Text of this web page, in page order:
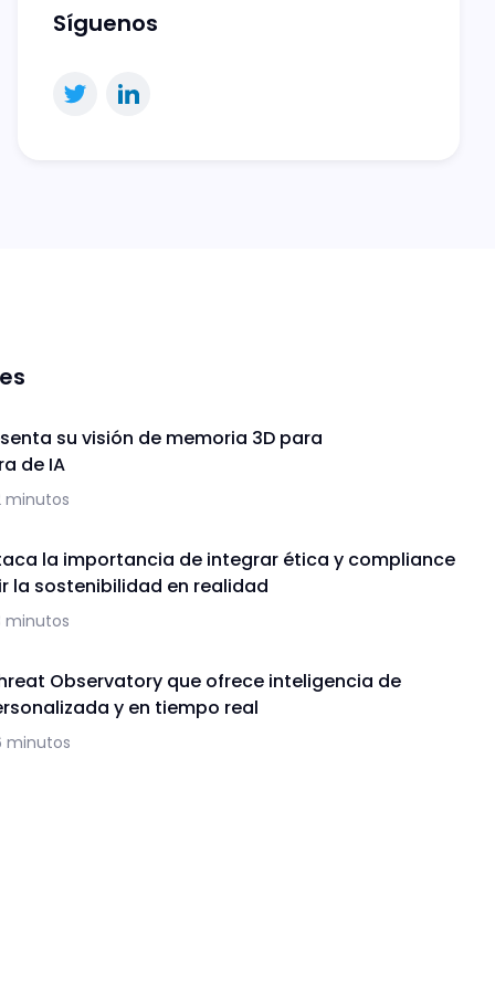
Síguenos
su visión de memoria 3D para
de IA
minutos
la importancia de integrar ética y compliance
la sostenibilidad en realidad
minutos
Observatory que ofrece inteligencia de
y en tiempo real
minutos